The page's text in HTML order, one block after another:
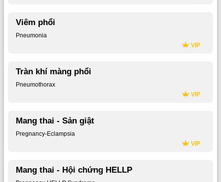
Viêm phổi
Pneumonia
VIP
Tràn khí màng phổi
Pneumothorax
VIP
Mang thai - Sản giật
Pregnancy-Eclampsia
VIP
Mang thai - Hội chứng HELLP